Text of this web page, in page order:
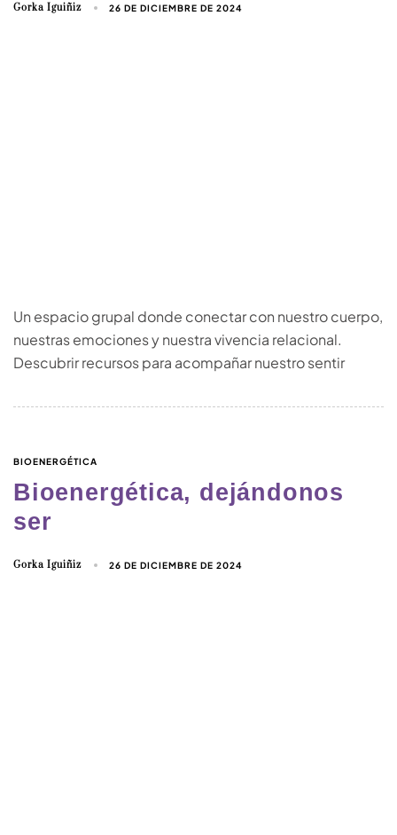
Gorka Iguiñiz 26 DE DICIEMBRE DE 2024
Un espacio grupal donde conectar con nuestro cuerpo,
nuestras emociones y nuestra vivencia relacional.
Descubrir recursos para acompañar nuestro sentir
BIOENERGÉTICA
Bioenergética, dejándonos
ser
Gorka Iguiñiz 26 DE DICIEMBRE DE 2024